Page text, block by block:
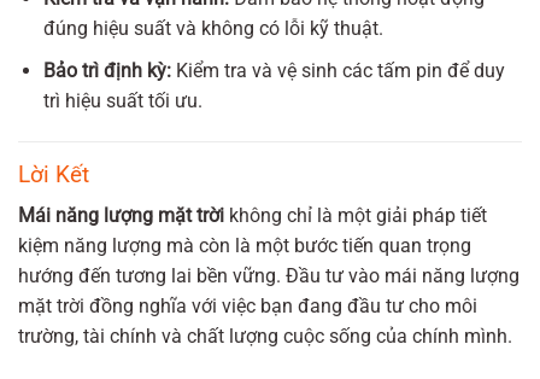
đúng hiệu suất và không có lỗi kỹ thuật.
Bảo trì định kỳ:Kiểm tra và vệ sinh các tấm pin để duy
trì hiệu suất tối ưu.
Lời Kết
Mái năng lượng mặt trời không chỉ là một giải pháp tiết
kiệm năng lượng mà còn là một bước tiến quan trọng
hướng đến tương lai bền vững. Đầu tư vào mái năng lượng
mặt trời đồng nghĩa với việc bạn đang đầu tư cho môi
trường, tài chính và chất lượng cuộc sống của chính mình.